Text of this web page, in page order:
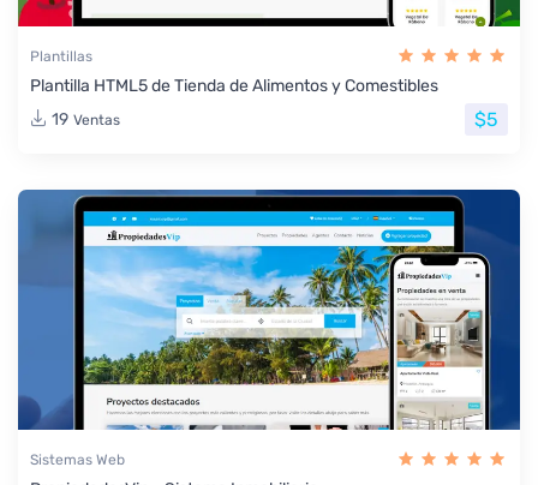
Plantillas
Plantilla HTML5 de Tienda de Alimentos y Comestibles
19 Ventas $5
Sistemas Web